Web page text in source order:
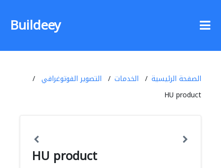
Buildeey
الصفحة الرئيسية الخدمات
التصوير الفوتوغرافي
HU product
HU product